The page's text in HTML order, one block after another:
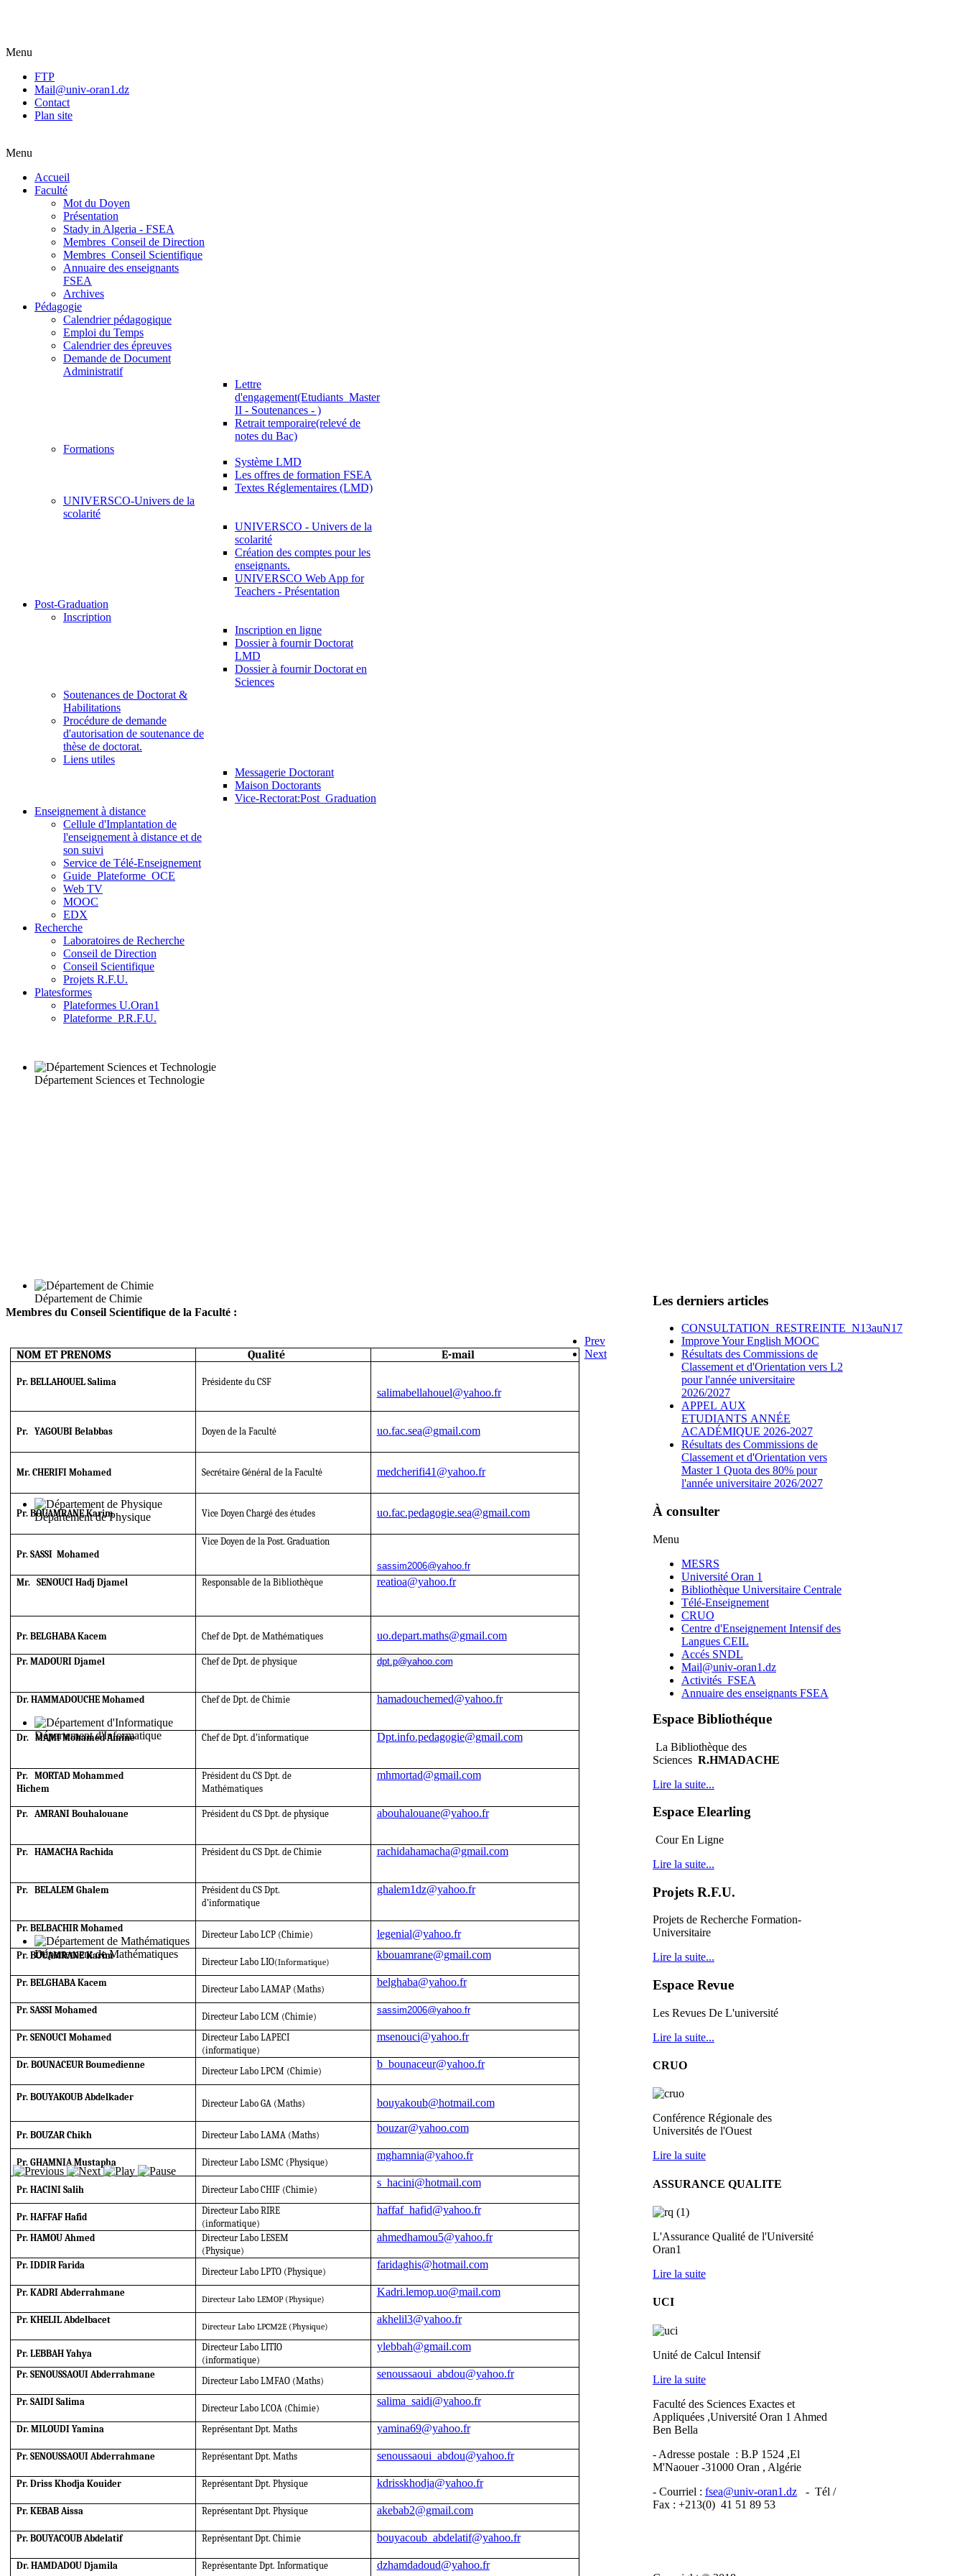
Menu
FTP
Mail@univ-oran1.dz
Contact
Plan site
Menu
Accueil
Faculté
Mot du Doyen
Présentation
Stady in Algeria - FSEA
Membres_Conseil de Direction
Membres_Conseil Scientifique
Annuaire des enseignants
FSEA
Archives
Pédagogie
Calendrier pédagogique
Emploi du Temps
Calendrier des épreuves
Demande de Document
Administratif
Lettre
d'engagement(Etudiants_Master
II - Soutenances - )
Retrait temporaire(relevé de
notes du Bac)
Formations
Système LMD
Les offres de formation FSEA
Textes Réglementaires (LMD)
UNIVERSCO-Univers de la
scolarité
UNIVERSCO - Univers de la
scolarité
Création des comptes pour les
enseignants.
UNIVERSCO Web App for
Teachers - Présentation
Post-Graduation
Inscription
Inscription en ligne
Dossier à fournir Doctorat
LMD
Dossier à fournir Doctorat en
Sciences
Soutenances de Doctorat &
Habilitations
Procédure de demande
d'autorisation de soutenance de
thèse de doctorat.
Liens utiles
Messagerie Doctorant
Maison Doctorants
Vice-Rectorat:Post_Graduation
Enseignement à distance
Cellule d'Implantation de
l'enseignement à distance et de
son suivi
Service de Télé-Enseignement
Guide_Plateforme_OCE
Web TV
MOOC
EDX
Recherche
Laboratoires de Recherche
Conseil de Direction
Conseil Scientifique
Projets R.F.U.
Platesformes
Plateformes U.Oran1
Plateforme_P.R.F.U.
Département Sciences et Technologie
Département de Chimie
Département de Physique
Département d'Informatique
Département de Mathématiques
Membres du Conseil Scientifique de la Faculté :
NOM ET PRENOMS Qualité E-mail
Pr. BELLAHOUEL Salima Présidente du CSF
salimabellahouel@yahoo.fr
Pr. YAGOUBI Belabbas Doyen de la Faculté uo.fac.sea@gmail.com
Mr. CHERIFI Mohamed Secrétaire Général de la Faculté medcherifi41@yahoo.fr
Pr. BOUAMRANE Karim Vice Doyen Chargé des études uo.fac.pedagogie.sea@gmail.com
Pr. SASSI Mohamed
Vice Doyen de la Post. Graduation
sassim2006@yahoo.fr
Mr. SENOUCI Hadj Djamel Responsable de la Bibliothèque reatioa@yahoo.fr
Pr. BELGHABA Kacem Chef de Dpt. de Mathématiques uo.depart.maths@gmail.com
Pr. MADOURI Djamel Chef de Dpt. de physique dpt.p@yahoo.com
Dr. HAMMADOUCHE Mohamed Chef de Dpt. de Chimie hamadouchemed@yahoo.fr
Dr. MAMI Mohamed Amine Chef de Dpt. d’informatique Dpt.info.pedagogie@gmail.com
Pr. MORTAD Mohammed
Hichem
Président du CS Dpt. de
Mathématiques
mhmortad@gmail.com
Pr. AMRANI Bouhalouane Président du CS Dpt. de physique abouhalouane@yahoo.fr
Pr. HAMACHA Rachida Président du CS Dpt. de Chimie rachidahamacha@gmail.com
Pr. BELALEM Ghalem
Président du CS Dpt.
d’informatique
ghalem1dz@yahoo.fr
Pr. BELBACHIR Mohamed
Directeur Labo LCP (Chimie) legenial@yahoo.fr
Pr. BOUAMRANE Karim
Directeur Labo LIO(Informatique)
kbouamrane@gmail.com
Pr. BELGHABA Kacem
Directeur Labo LAMAP (Maths)
belghaba@yahoo.fr
Pr. SASSI Mohamed
Directeur Labo LCM (Chimie)
sassim2006@yahoo.fr
Pr. SENOUCI Mohamed
Directeur Labo LAPECI
(informatique)
msenouci@yahoo.fr
Dr. BOUNACEUR Boumedienne
Directeur Labo LPCM (Chimie)
b_bounaceur@yahoo.fr
Pr. BOUYAKOUB Abdelkader
Directeur Labo GA (Maths) bouyakoub@hotmail.com
Pr. BOUZAR Chikh Directeur Labo LAMA (Maths)
bouzar@yahoo.com
Pr. GHAMNIA Mustapha Directeur Labo LSMC (Physique)
mghamnia@yahoo.fr
Pr. HACINI Salih Directeur Labo CHIF (Chimie)
s_hacini@hotmail.com
Pr. HAFFAF Hafid
Directeur Labo RIRE
(informatique)
haffaf_hafid@yahoo.fr
Pr. HAMOU Ahmed
Directeur Labo LESEM
(Physique)
ahmedhamou5@yahoo.fr
Pr. IDDIR Farida
Directeur Labo LPTO (Physique)
faridaghis@hotmail.com
Pr. KADRI Abderrahmane
Directeur Labo LEMOP (Physique)
Kadri.lemop.uo@mail.com
Pr. KHELIL Abdelbacet
Directeur Labo LPCM2E (Physique)
akhelil3@yahoo.fr
Pr. LEBBAH Yahya
Directeur Labo LITIO
(informatique)
ylebbah@gmail.com
Pr. SENOUSSAOUI Abderrahmane
Directeur Labo LMFAO (Maths)
senoussaoui_abdou@yahoo.fr
Pr. SAIDI Salima
Directeur Labo LCOA (Chimie)
salima_saidi@yahoo.fr
Dr. MILOUDI Yamina Représentant Dpt. Maths yamina69@yahoo.fr
Pr. SENOUSSAOUI Abderrahmane Représentant Dpt. Maths senoussaoui_abdou@yahoo.fr
Pr. Driss Khodja Kouider Représentant Dpt. Physique kdrisskhodja@yahoo.fr
Pr. KEBAB Aissa Représentant Dpt. Physique akebab2@gmail.com
Pr. BOUYACOUB Abdelatif Représentant Dpt. Chimie bouyacoub_abdelatif@yahoo.fr
Dr. HAMDADOU Djamila Représentante Dpt. Informatique dzhamdadoud@yahoo.fr
Prev
Next
Les derniers articles
CONSULTATION_RESTREINTE_N13auN17
Improve Your English MOOC
Résultats des Commissions de
Classement et d'Orientation vers L2
pour l'année universitaire
2026/2027
APPEL AUX
ETUDIANTS ANNÉE
ACADÉMIQUE 2026-2027
Résultats des Commissions de
Classement et d'Orientation vers
Master 1 Quota des 80% pour
l'année universitaire 2026/2027
À consulter
Menu
MESRS
Université Oran 1
Bibliothèque Universitaire Centrale
Télé-Enseignement
CRUO
Centre d'Enseignement Intensif des
Langues CEIL
Accés SNDL
Mail@univ-oran1.dz
Activités_FSEA
Annuaire des enseignants FSEA
Espace Bibliothéque
La Bibliothèque des
Sciences R.HMADACHE
Lire la suite...
Espace Elearling
Cour En Ligne
Lire la suite...
Projets R.F.U.
Projets de Recherche Formation-
Universitaire
Lire la suite...
Espace Revue
Les Revues De L'université
Lire la suite...
CRUO
Conférence Régionale des
Universités de l'Ouest
Lire la suite
ASSURANCE QUALITE
L'Assurance Qualité de l'Université
Oran1
Lire la suite
UCI
Unité de Calcul Intensif
Lire la suite
Faculté des Sciences Exactes et
Appliquées ,Université Oran 1 Ahmed
Ben Bella
- Adresse postale : B.P 1524 ,El
M'Naouer -31000 Oran , Algérie
- Courriel : fsea@univ-oran1.dz- Tél /
Fax : +213(0) 41 51 89 53